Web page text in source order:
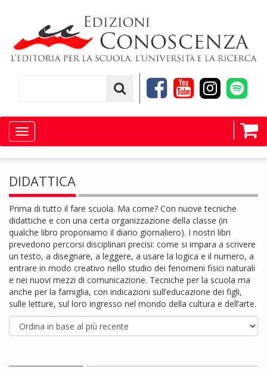
Toggle
navigation
DIDATTICA
Prima di tutto il fare scuola. Ma come? Con nuove tecniche
didattiche e con una certa organizzazione della classe (in
qualche libro proponiamo il diario giornaliero). I nostri libri
prevedono percorsi disciplinari precisi: come si impara a scrivere
un testo, a disegnare, a leggere, a usare la logica e il numero, a
entrare in modo creativo nello studio dei fenomeni fisici naturali
e nei nuovi mezzi di comunicazione. Tecniche per la scuola ma
anche per la famiglia, con indicazioni sull’educazione dei figli,
sulle letture, sul loro ingresso nel mondo della cultura e dell’arte.